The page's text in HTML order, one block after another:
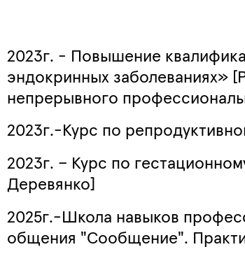
2023г. - Повышение
эндокринных заболеваниях»
непрерывного
2023г.-Курс по
2023г. – Курс по
Деревянко]
2025г.-Школа навыков
общения "Сообщение".